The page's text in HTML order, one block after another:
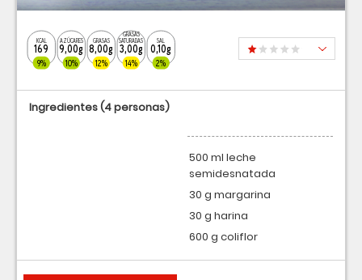
KCAL
169
9%
AZÚCARES
9,00g
10%
GRASAS
8,00g
12%
GRASAS
SATURADAS
3,00g
14%
SAL
0,10g
2%
Ingredientes(4 personas)
500 ml leche
semidesnatada
30 g margarina
30 g harina
600 g coliflor